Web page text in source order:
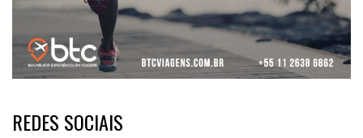
REDES SOCIAIS